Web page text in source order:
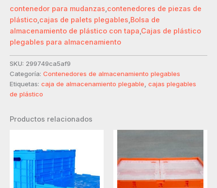
contenedor para mudanzas,contenedores de piezas de
plástico,cajas de palets plegables,Bolsa de
almacenamiento de plástico con tapa,Cajas de plástico
plegables para almacenamiento
SKU: 299749ca5af9
Categoría: Contenedores de almacenamiento plegables
Etiquetas: caja de almacenamiento plegable, cajas plegables
de plástico
Productos relacionados